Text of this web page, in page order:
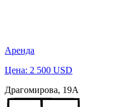
Аренда
Цена: 2 500 USD
Драгомирова, 19А